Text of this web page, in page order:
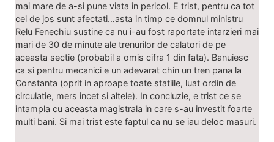
mai mare de a-si pune viata in pericol. E trist, pentru ca tot
cei de jos sunt afectati…asta in timp ce domnul ministru
Relu Fenechiu sustine ca nu i-au fost raportate intarzieri mai
mari de 30 de minute ale trenurilor de calatori de pe
aceasta sectie (probabil a omis cifra 1 din fata). Banuiesc
ca si pentru mecanici e un adevarat chin un tren pana la
Constanta (oprit in aproape toate statiile, luat ordin de
circulatie, mers incet si altele). In concluzie, e trist ce se
intampla cu aceasta magistrala in care s-au investit foarte
multi bani. Si mai trist este faptul ca nu se iau deloc masuri.